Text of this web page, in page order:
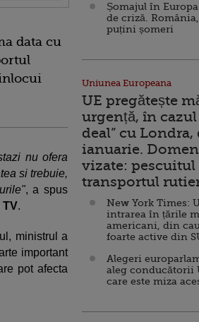
data cu
nu ofera
si trebuie,
, a spus
TV.
ministrul a
important
pot afecta
Șomajul în
de criză.
puțini șomeri
Uniunea Europeana
UE pregătește
urgență, în
deal” cu
ianuarie.
vizate: pescuitul
transportul
New York Times:
intrarea în țările
americani, din
foarte active din
Alegeri
aleg conducătorii
care este miza